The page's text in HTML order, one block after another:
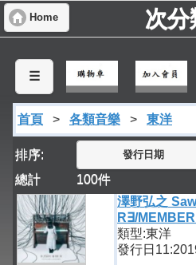
Home 次分
☰
首頁 > 各類音樂 > 東洋
排序: 發行日期
總計 100件
澤野弘之
R∃/
類型:東洋
發行日